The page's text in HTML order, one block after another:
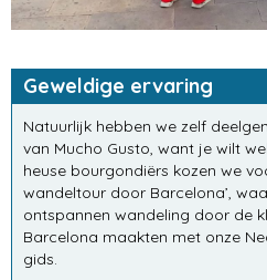
Geweldige ervaring
Natuurlijk hebben we zelf
van Mucho Gusto, want je wilt
heuse bourgondiërs kozen we
wandeltour door Barcelona’,
ontspannen wandeling door de
Barcelona maakten met onze
gids.